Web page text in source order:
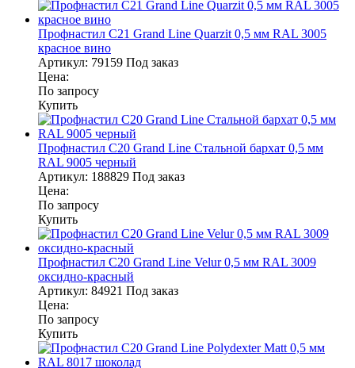
Профнастил С21 Grand Line Quarzit 0,5 мм RAL 3005
красное вино
Артикул: 79159 Под заказ
Цена:
По запросу
Купить
Профнастил С20 Grand Line Стальной бархат 0,5 мм
RAL 9005 черный
Артикул: 188829 Под заказ
Цена:
По запросу
Купить
Профнастил С20 Grand Line Velur 0,5 мм RAL 3009
оксидно-красный
Артикул: 84921 Под заказ
Цена:
По запросу
Купить